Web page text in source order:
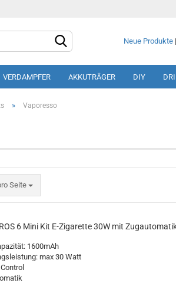
Konto
Neue Produkte
VERDAMPFER AKKUTRÄGER DIY
» Vaporesso
Seite
6 Mini Kit E-Zigarette 30W mit
1600mAh
max 30 Watt